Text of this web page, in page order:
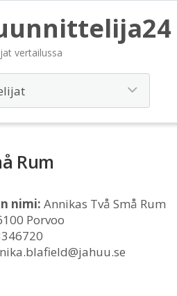
vertailussa
Rum
nimi: Annikas Två Små Rum
Porvoo